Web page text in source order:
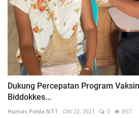
Dukung Percepatan Program
Biddokkes...
Humas Polda NTT Okt 22, 2021 0 857